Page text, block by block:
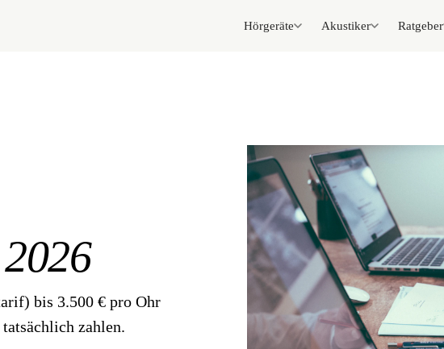
Hörgeräte Akustiker Ratgeber
2026
bis 3.500 € pro Ohr
zahlen.